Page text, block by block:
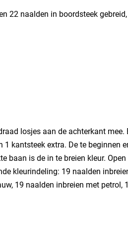
22 naalden in boordsteek
losjes aan de achterkant mee.
kantsteek extra. De te beginnen
baan is de in te breien kleur.
kleurindeling: 19 naalden
19 naalden inbreien met petrol,